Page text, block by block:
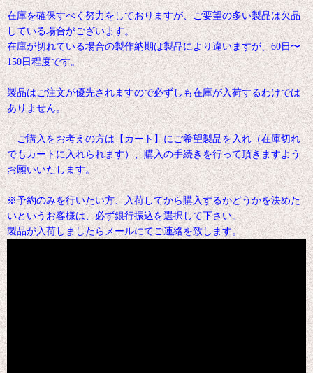
在庫を確保すべく努力をしておりますが、ご要望の多い製品は欠品
している場合がございます。
在庫が切れている場合の製作納期は製品により違いますが、60日〜
150日程度です。
製品はご注文が優先されますので必ずしも在庫が入荷するわけでは
ありません。
ご購入をお考えの方は【カート】にご希望製品を入れ（在庫切れ
でもカートに入れられます）、購入の手続きを行って頂きますよう
お願いいたします。
※予約のみを行いたい方、入荷してから購入するかどうかを決めた
いというお客様は、必ず銀行振込を選択して下さい。
製品が入荷しましたらメールにてご連絡を致します。